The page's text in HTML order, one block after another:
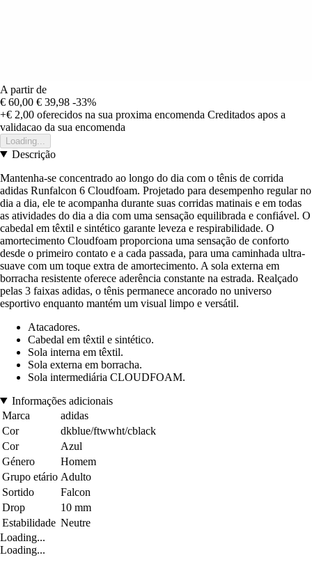
A partir de
€ 60,00 € 39,98 -33%
+€ 2,00 oferecidos na sua proxima encomenda Creditados apos a
validacao da sua encomenda
Loading...
Descrição
Mantenha-se concentrado ao longo do dia com o tênis de corrida
adidas Runfalcon 6 Cloudfoam. Projetado para desempenho regular no
dia a dia, ele te acompanha durante suas corridas matinais e em todas
as atividades do dia a dia com uma sensação equilibrada e confiável. O
cabedal em têxtil e sintético garante leveza e respirabilidade. O
amortecimento Cloudfoam proporciona uma sensação de conforto
desde o primeiro contato e a cada passada, para uma caminhada ultra-
suave com um toque extra de amortecimento. A sola externa em
borracha resistente oferece aderência constante na estrada. Realçado
pelas 3 faixas adidas, o tênis permanece ancorado no universo
esportivo enquanto mantém um visual limpo e versátil.
Atacadores.
Cabedal em têxtil e sintético.
Sola interna em têxtil.
Sola externa em borracha.
Sola intermediária CLOUDFOAM.
Informações adicionais
Marca
adidas
Cor
dkblue/ftwwht/cblack
Cor
Azul
Género
Homem
Grupo etário Adulto
Sortido
Falcon
Drop
10 mm
Estabilidade Neutre
Loading...
Loading...